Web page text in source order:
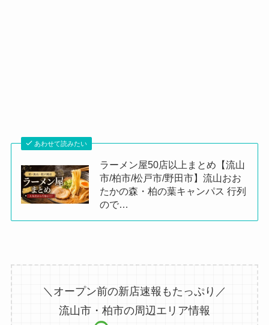
あわせて読みたい
ラーメン屋50店以上まとめ【流山
市/柏市/松戸市/野田市】流山おお
たかの森・柏の葉キャンパス 行列
ので…
＼オープン前の新店速報もたっぷり／
流山市・柏市の周辺エリア情報